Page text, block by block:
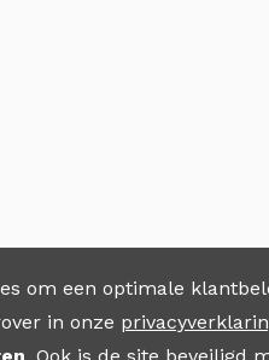
om een optimale
in onze